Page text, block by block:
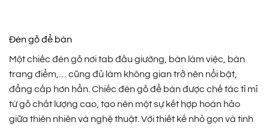
Đèn gỗ để bàn
Một chiếc đèn gỗ nơi tab đầu giường, bàn làm việc, bàn
trang điểm,… cũng đủ làm không gian trở nên nổi bật,
đẳng cấp hơn hẳn. Chiếc đèn gỗ để bàn được chế tác tỉ mỉ
từ gỗ chất lượng cao, tạo nên một sự kết hợp hoàn hảo
giữa thiên nhiên và nghệ thuật. Với thiết kế nhỏ gọn và tinh